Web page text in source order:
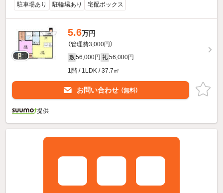
駐車場あり
駐輪場あり 宅配ボックス
5.6万円
（管理費3,000円）
敷 56,000円 礼 56,000円
1階 / 1LDK / 37.7㎡
お問い合わせ （無料）
提供